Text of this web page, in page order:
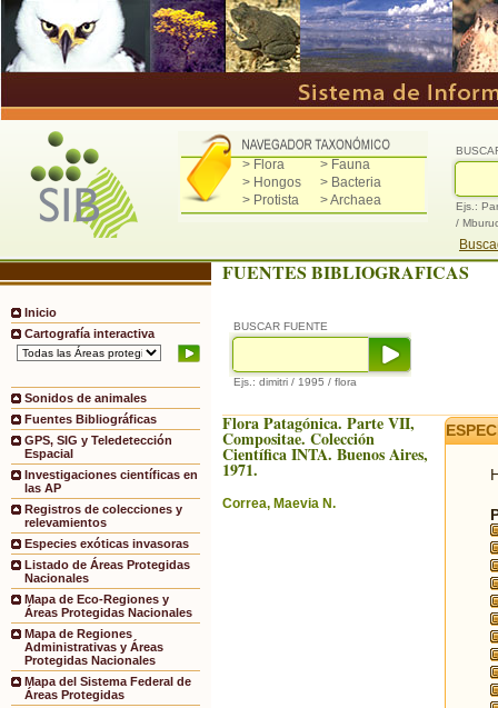
> Flora
> Fauna
> Hongos
> Bacteria
> Protista
> Archaea
Ejs.:
/
Inicio
Cartografía interactiva
Sonidos de animales
Fuentes Bibliográficas
GPS, SIG y Teledetección
Espacial
Investigaciones científicas en
las AP
Registros de colecciones y
relevamientos
Especies exóticas invasoras
Listado de Áreas Protegidas
Nacionales
Mapa de Eco-Regiones y
Áreas Protegidas Nacionales
Mapa de Regiones
Administrativas y Áreas
Protegidas Nacionales
Mapa del Sistema Federal de
Áreas Protegidas
FUENTES BIBLIOGRAFICAS
BUSCAR FUENTE
Ejs.: dimitri / 1995 / flora
Flora Patagónica. Parte VII,
Compositae. Colección
Científica INTA. Buenos Aires,
1971.
Correa, Maevia N.